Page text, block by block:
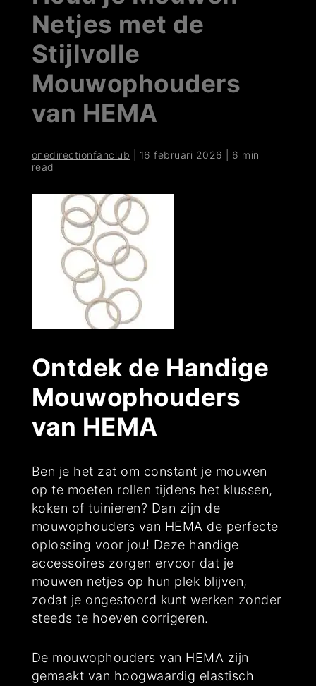
Netjes met de
Stijlvolle
Mouwophouders
van HEMA
onedirectionfanclub 16 februari 2026
6 min
read
Ontdek de Handige
Mouwophouders
van HEMA
Ben je het zat om constant je mouwen
op te moeten rollen tijdens het klussen,
koken of tuinieren? Dan zijn de
mouwophouders van HEMA de perfecte
oplossing voor jou! Deze handige
accessoires zorgen ervoor dat je
mouwen netjes op hun plek blijven,
zodat je ongestoord kunt werken zonder
steeds te hoeven corrigeren.
De mouwophouders van HEMA zijn
gemaakt van hoogwaardig elastisch